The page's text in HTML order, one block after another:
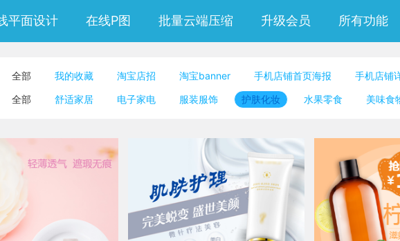
平面设计 在线P图 批量云端压缩 升级会员 所有功能
全部 我的收藏 淘宝店招 淘宝banner 手机店铺首页海报 手机店铺
印刷海报
社交 微信朋友圈封面 公众号封面小图 邀请函 公众号竖
全部 舒适家居 电子家电 服装服饰 护肤化妆 水果零食 美味食